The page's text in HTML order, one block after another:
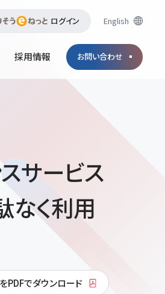
English
ログイン
採用情報 お問い合わせ
サービス
なく利用
PDFでダウンロード